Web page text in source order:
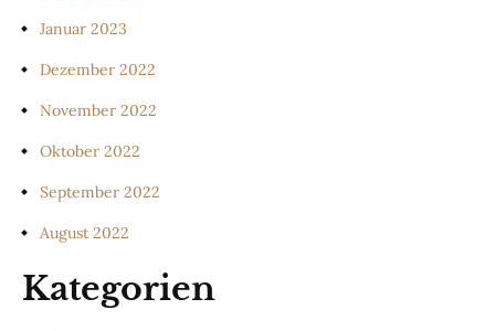
Januar 2023
Dezember 2022
November 2022
Oktober 2022
September 2022
August 2022
Kategorien